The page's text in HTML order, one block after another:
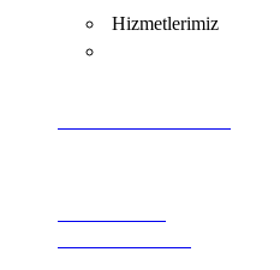
Hizmetlerimiz